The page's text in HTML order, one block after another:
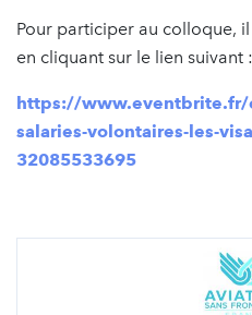
Pour participer au colloque,
en cliquant sur le lien suivant :
https://
salaries-volontaires-les-
32085533695